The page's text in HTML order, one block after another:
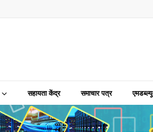
सहायता केंद्र समाचार पत्र